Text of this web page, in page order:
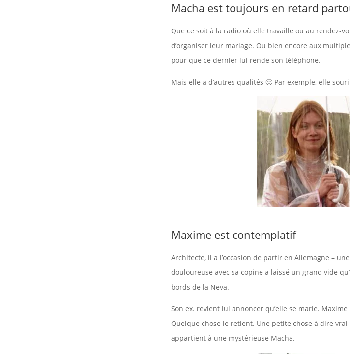
Macha est toujours en retard
Que ce soit à la radio où elle travaille ou au rendez-
d’organiser leur mariage. Ou bien encore aux
pour que ce dernier lui rende son téléphone.
Mais elle a d’autres qualités 🙂 Par exemple, elle
Maxime est contemplatif
Architecte, il a l’occasion de partir en Allemagne –
douloureuse avec sa copine a laissé un grand vide
bords de la Neva.
Son ex. revient lui annoncer qu’elle se marie.
Quelque chose le retient. Une petite chose à dire
appartient à une mystérieuse Macha.